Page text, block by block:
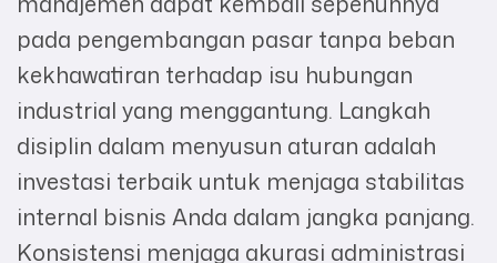
pada pengembangan pasar tanpa beban
kekhawatiran terhadap isu hubungan
industrial yang menggantung. Langkah
disiplin dalam menyusun aturan adalah
investasi terbaik untuk menjaga stabilitas
internal bisnis Anda dalam jangka panjang.
Konsistensi menjaga akurasi administrasi